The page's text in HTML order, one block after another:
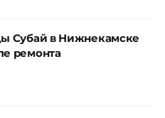
Субай в Нижнекамске
ремонта